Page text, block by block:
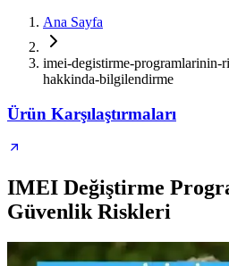
Ana Sayfa
imei-degistirme-
hakkinda-bilgilendirme
Ürün Karşılaştırmaları
IMEI Değiştirme
Güvenlik Riskleri